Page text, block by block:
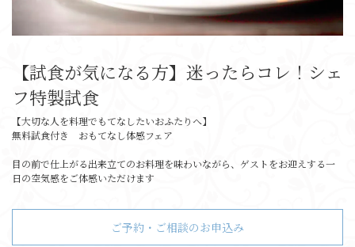
【試食が気になる方】迷ったらコレ！シェ
フ特製試食
【大切な人を料理でもてなしたいおふたりへ】
無料試食付き おもてなし体感フェア
目の前で仕上がる出来立てのお料理を味わいながら、ゲストをお迎えする一
日の空気感をご体感いただけます
ご予約・ご相談のお申込み